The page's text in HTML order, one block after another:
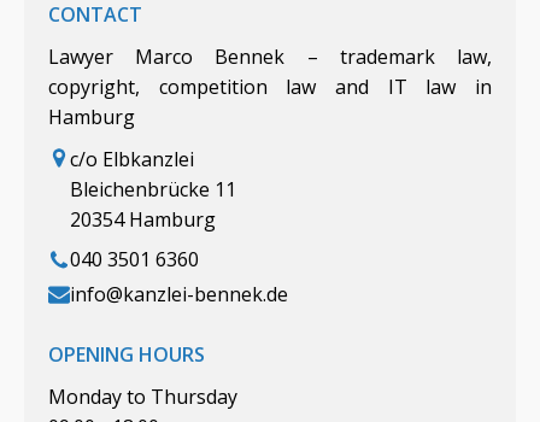
CONTACT
Lawyer Marco Bennek – trademark law,
copyright, competition law and IT law in
Hamburg
c/o Elbkanzlei
Bleichenbrücke 11
20354 Hamburg
040 3501 6360
info@kanzlei-bennek.de
OPENING HOURS
Monday to Thursday